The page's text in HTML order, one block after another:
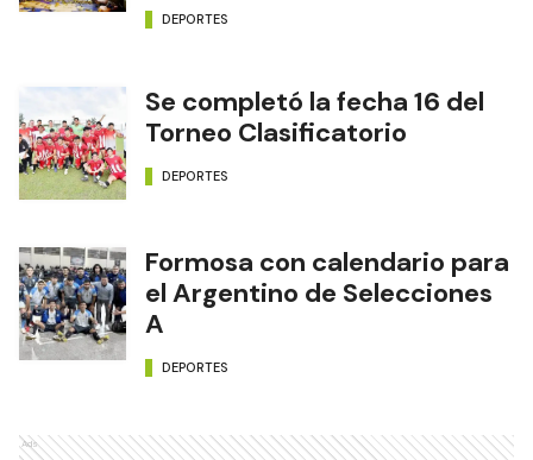
DEPORTES
Se completó la fecha 16 del
Torneo Clasificatorio
DEPORTES
Formosa con calendario para
el Argentino de Selecciones
A
DEPORTES
Ads